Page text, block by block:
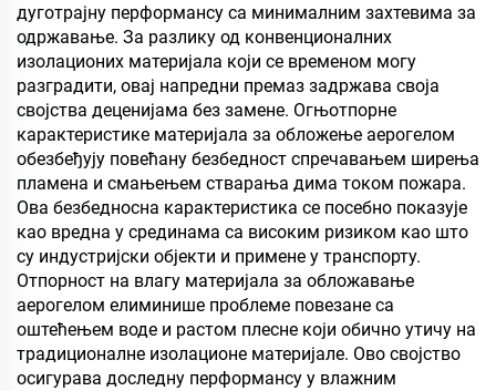
дуготрајну перформансу са минималним захтевима за
одржавање. За разлику од конвенционалних
изолационих материјала који се временом могу
разградити, овај напредни премаз задржава своја
својства деценијама без замене. Огњотпорне
карактеристике материјала за обложење аерогелом
обезбеђују повећану безбедност спречавањем ширења
пламена и смањењем стварања дима током пожара.
Ова безбедносна карактеристика се посебно показује
као вредна у срединама са високим ризиком као што
су индустријски објекти и примене у транспорту.
Отпорност на влагу материјала за обложавање
аерогелом елиминише проблеме повезане са
оштећењем воде и растом плесне који обично утичу на
традиционалне изолационе материјале. Ово својство
осигурава доследну перформансу у влажним